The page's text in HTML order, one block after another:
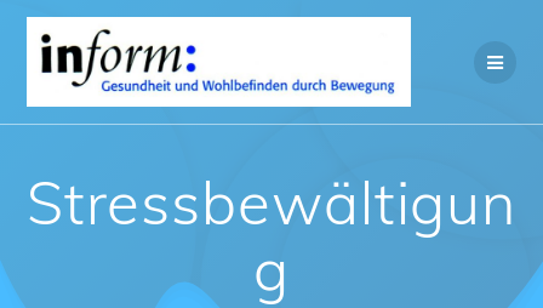
Zum
Stressbewältigun
g